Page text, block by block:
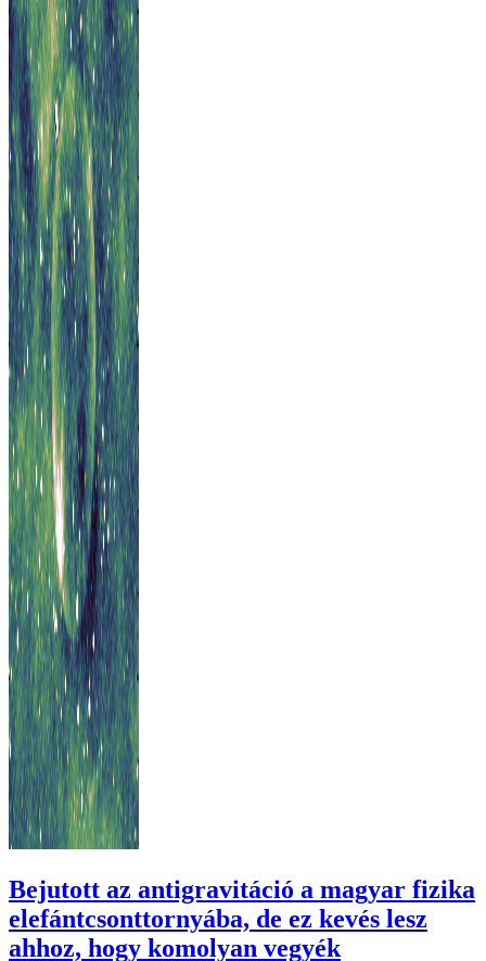
Bejutott az antigravitáció a magyar fizika
elefántcsonttornyába, de ez kevés lesz
ahhoz, hogy komolyan vegyék